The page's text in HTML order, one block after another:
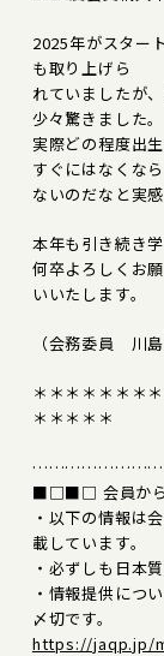
2025年がスター
も取り上げら
れていましたが
少々驚きました。
実際どの程度出
すぐにはなくなら
ないのだなと実感
本年も引き続き
何卒よろしくお願
いいたします。
（会務委員 川島
＊＊＊＊＊＊＊
＊＊＊＊＊
■□■□ 会員から
・以下の情報は
載しています。
・必ずしも日本
・情報提供につ
〆切です。
https://jaqp.jp/